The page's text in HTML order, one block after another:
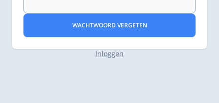
WACHTWOORD VERGETEN
Inloggen